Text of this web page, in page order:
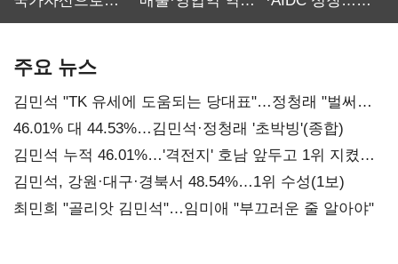
주요 뉴스
김민석 "TK 유세에 도움되는 당대표"…정청래 "벌써
대표된 양 당직 배분"
46.01% 대 44.53%…김민석·정청래 '초박빙'(종합)
김민석 누적 46.01%…'격전지' 호남 앞두고 1위 지켰다
(2보)
김민석, 강원·대구·경북서 48.54%…1위 수성(1보)
최민희 "골리앗 김민석"…임미애 "부끄러운 줄 알아야"